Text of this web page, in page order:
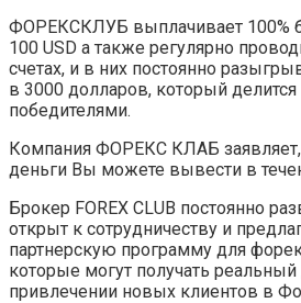
ФОРЕКСКЛУБ выплачивает 100%
100 USD а также регулярно
счетах, и в них постоянно
в 3000 долларов, который
победителями.
Компания ФОРЕКС КЛAБ заявляет,
деньги Вы можете вывести в
Брокер FOREX CLUB постоянно
открыт к сотрудничеству и
партнерскую программу для
которые могут получать реальный
привлечении новых клиентов в